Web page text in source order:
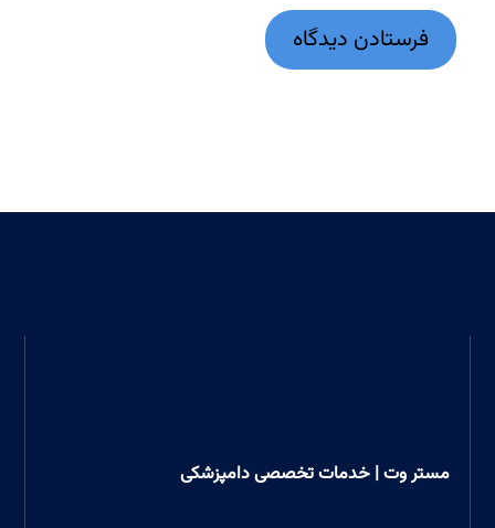
مستر وت | خدمات تخصصی دامپزشکی